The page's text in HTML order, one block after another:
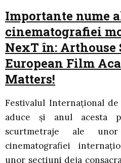
Importante nume
cinematografiei
NexT în: Arthouse
European Film
Matters!
Festivalul Internațional
aduce și anul acesta
scurtmetraje ale
cinematografiei
unor secțiuni deja